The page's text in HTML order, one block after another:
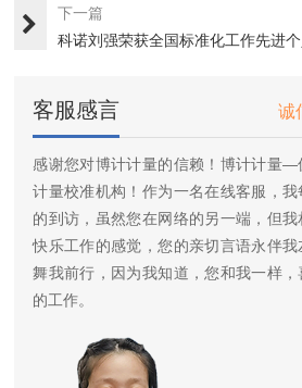
司--战···
下一篇
科诺刘强荣获全国标准化工作先进
客服感言 诚
感谢您对博计计量的信赖！博计计量—
计量校准机构！作为一名在线客服，
的到访，虽然您在网络的另一端，但
快乐工作的感觉，您的亲切言语永伴
舞我前行，因为我知道，您和我一样
的工作。